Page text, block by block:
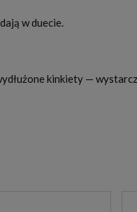
w duecie.
kinkiety —